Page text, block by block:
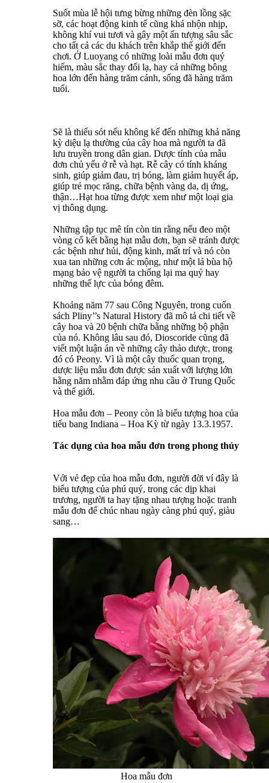
Suốt mùa lễ hội tưng bừng những đèn lồng sặc
sỡ, các hoạt động kinh tế cũng khá nhộn nhịp,
không khí vui tươi và gây một ấn tượng sâu sắc
cho tất cả các du khách trên khắp thế giới đến
chơi. Ở Luoyang có những loài mẫu đơn quý
hiếm, màu sắc thay đổi lạ, hay cả những bông
hoa lớn đến hàng trăm cánh, sống đã hàng trăm
tuổi.
Sẽ là thiếu sót nếu không kể đến những khả năng
kỳ diệu lạ thường của cây hoa mà người ta đã
lưu truyền trong dân gian. Dược tính của mẫu
đơn chủ yếu ở rễ và hạt. Rễ cây có tính kháng
sinh, giúp giảm đau, trị bỏng, làm giảm huyết áp,
giúp trẻ mọc răng, chữa bệnh vàng da, dị ứng,
thận…Hạt hoa từng được xem như một loại gia
vị thông dụng.
Những tập tục mê tín còn tin rằng nếu đeo một
vòng cổ kết bằng hạt mẫu đơn, bạn sẽ tránh được
các bệnh như hủi, động kinh, mất trí và nó còn
xua tan những cơn ác mộng, như một lá bùa hộ
mạng bảo vệ người ta chống lại ma quỷ hay
những thế lực của bóng đêm.
Khoảng năm 77 sau Công Nguyên, trong cuốn
sách Pliny’’s Natural History đã mô tả chi tiết về
cây hoa và 20 bệnh chữa bằng những bộ phận
của nó. Không lâu sau đó, Dioscoride cũng đã
viết một luận án về những cây thảo dược, trong
đó có Peony. Vì là một cây thuốc quan trọng,
dược liệu mẫu đơn được sản xuất với lượng lớn
hằng năm nhằm đáp ứng nhu cầu ở Trung Quốc
và thể giới.
Hoa mẫu đơn – Peony còn là biểu tượng hoa của
tiểu bang Indiana – Hoa Kỳ từ ngày 13.3.1957.
Tác dụng của hoa mẫu đơn trong phong thủy
Với vẻ đẹp của hoa mẫu đơn, người đời ví đây là
biểu tượng của phú quý, trong các dịp khai
trương, người ta hay tặng nhau tượng hoặc tranh
mẫu đơn để chúc nhau ngày càng phú quý, giàu
sang…
Hoa mẫu đơn